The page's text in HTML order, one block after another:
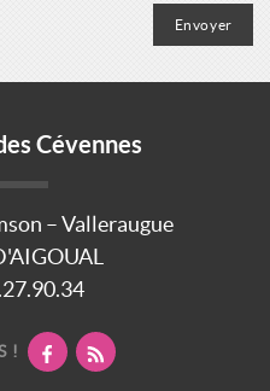
Cévennes
– Valleraugue
!